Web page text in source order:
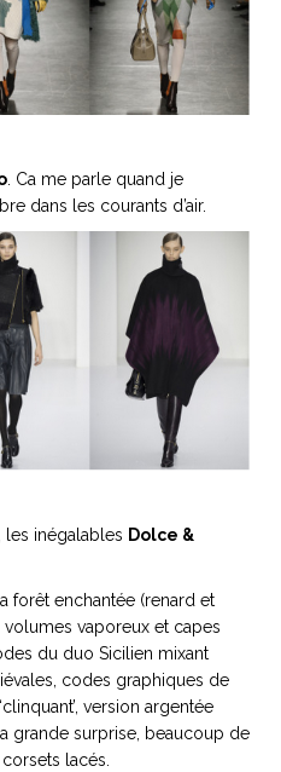
. Ca me parle quand je
dans les courants d’air.
les inégalables Dolce &
forêt enchantée (renard et
vaporeux et capes
du duo Sicilien mixant
codes graphiques de
version argentée
grande surprise, beaucoup de
lacés.